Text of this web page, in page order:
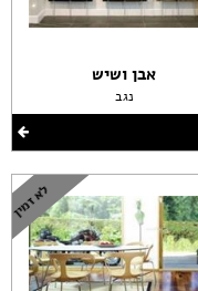
אבן ושיש
נגב